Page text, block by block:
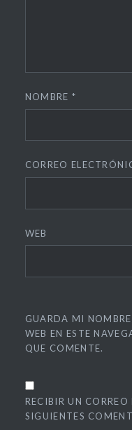
NOMBRE *
CORREO
WEB
GUARDA MI
WEB EN ESTE
QUE COMENTE.
RECIBIR UN
SIGUIENTES